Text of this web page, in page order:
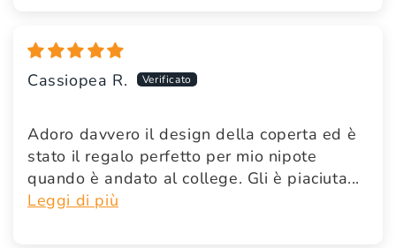
Cassiopea R.
Adoro davvero il design della coperta ed è
stato il regalo perfetto per mio nipote
quando è andato al college. Gli è piaciuta...
Leggi di più